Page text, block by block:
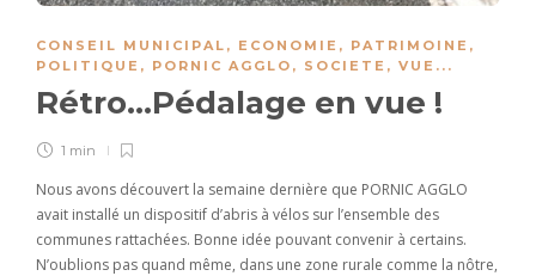
CONSEIL MUNICIPAL , ECONOMIE , PATRIMOINE ,
POLITIQUE , PORNIC AGGLO , SOCIETE , VUE ...
Rétro…Pédalage en vue !
1 min
Nous avons découvert la semaine dernière que PORNIC AGGLO
avait installé un dispositif d’abris à vélos sur l’ensemble des
communes rattachées. Bonne idée pouvant convenir à certains.
N’oublions pas quand même, dans une zone rurale comme la nôtre,